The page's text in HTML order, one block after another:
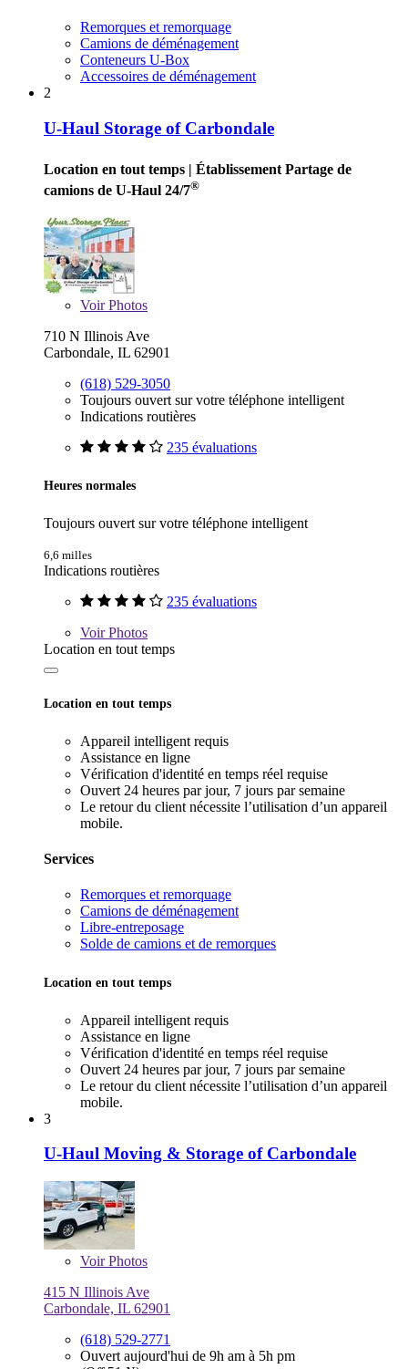
Remorques et remorquage
Camions de déménagement
Conteneurs U-Box
Accessoires de déménagement
2
U-Haul Storage of Carbondale
Location en tout temps | Établissement Partage de
camions de U-Haul 24/7®
VoirPhotos
710 N Illinois Ave
Carbondale, IL 62901
(618) 529-3050
Toujours ouvert sur votre téléphone intelligent
Indications routières
235 évaluations
Heures normales
Toujours ouvert sur votre téléphone intelligent
6,6 milles
Indications routières
235 évaluations
VoirPhotos
Location en tout temps
Location en tout temps
Appareil intelligent requis
Assistance en ligne
Vérification d'identité en temps réel requise
Ouvert 24 heures par jour, 7 jours par semaine
Le retour du client nécessite l’utilisation d’un appareil
mobile.
Services
Remorques et remorquage
Camions de déménagement
Libre-entreposage
Solde de camions et de remorques
Location en tout temps
Appareil intelligent requis
Assistance en ligne
Vérification d'identité en temps réel requise
Ouvert 24 heures par jour, 7 jours par semaine
Le retour du client nécessite l’utilisation d’un appareil
mobile.
3
U-Haul Moving & Storage of Carbondale
VoirPhotos
415 N Illinois Ave
Carbondale, IL 62901
(618) 529-2771
Ouvert aujourd'hui de 9h am à 5h pm